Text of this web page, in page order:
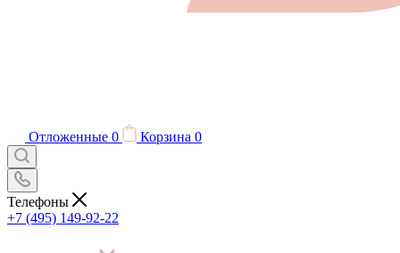
Отложенные 0 Корзина 0
Телефоны
+7 (495) 149-92-22